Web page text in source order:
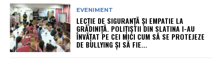
EVENIMENT
LECȚIE DE SIGURANȚĂ ȘI EMPATIE LA
GRĂDINIȚĂ. POLIȚIȘTII DIN SLATINA I-AU
ÎNVĂȚAT PE CEI MICI CUM SĂ SE PROTEJEZE
DE BULLYING ȘI SĂ FIE...